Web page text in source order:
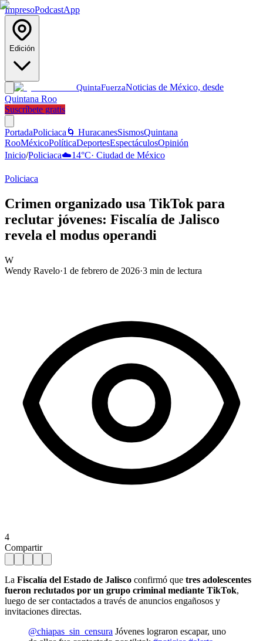
ImpresoPodcastApp
Edición
QuintaFuerzaNoticias de México, desde
Quintana Roo
Suscríbete gratis
PortadaPoliciaca 🌀 HuracanesSismosQuintana
RooMéxicoPolíticaDeportesEspectáculosOpinión
Inicio/Policiaca☁️14°C· Ciudad de México
Policiaca
Crimen organizado usa TikTok para
reclutar jóvenes: Fiscalía de Jalisco
revela el modus operandi
W
Wendy Ravelo·1 de febrero de 2026·3 min de lectura
4
Compartir
La Fiscalía del Estado de Jalisco confirmó que tres adolescentes
fueron reclutados por un grupo criminal mediante TikTok,
luego de ser contactados a través de anuncios engañosos y
invitaciones directas.
@chiapas_sin_censura Jóvenes lograron escapar, uno